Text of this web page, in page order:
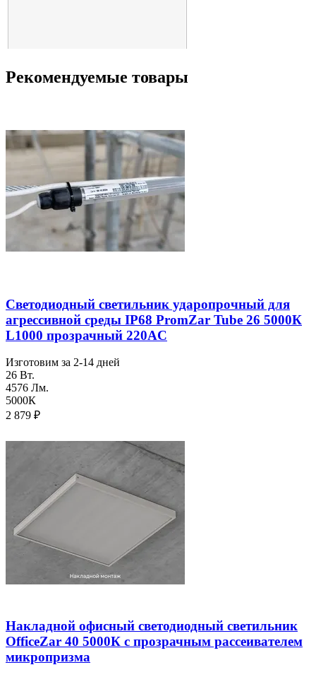
Рекомендуемые товары
Светодиодный светильник ударопрочный для
агреcсивной среды IP68 PromZar Tube 26 5000К
L1000 прозрачный 220AC
Изготовим за 2-14 дней
26 Вт.
4576 Лм.
5000К
2 879 ₽
Накладной офисный светодиодный светильник
OfficeZar 40 5000К с прозрачным рассеивателем
микропризма